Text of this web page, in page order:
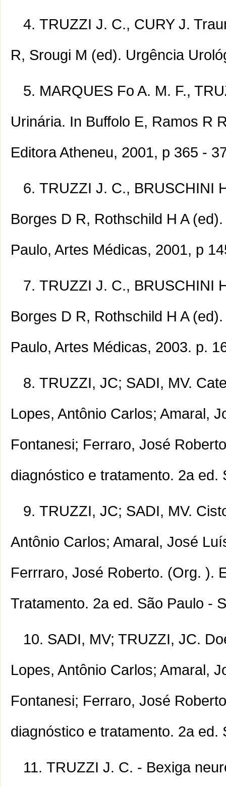
TRUZZI J. C., CURY J.
R, Srougi M (ed). Urgência
MARQUES Fo A. M. F.,
Urinária. In Buffolo E, Ramos R
Editora Atheneu, 2001, p 365 -
TRUZZI J. C., BRUSCHINI
Borges D R, Rothschild H A
Paulo, Artes Médicas, 2001, p
TRUZZI J. C., BRUSCHINI
Borges D R, Rothschild H A
Paulo, Artes Médicas, 2003. p.
TRUZZI, JC; SADI, MV.
Lopes, Antônio Carlos; Amaral,
Fontanesi; Ferraro, José
diagnóstico e tratamento. 2a ed.
TRUZZI, JC; SADI, MV.
Antônio Carlos; Amaral, José
Ferrraro, José Roberto. (Org. ).
Tratamento. 2a ed. São Paulo -
SADI, MV; TRUZZI, JC.
Lopes, Antônio Carlos; Amaral,
Fontanesi; Ferraro, José
diagnóstico e tratamento. 2a ed.
TRUZZI J. C. - Bexiga